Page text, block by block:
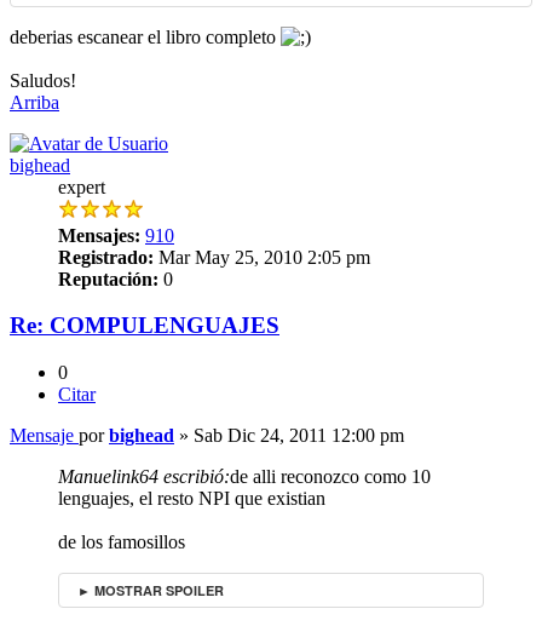
deberias escanear el libro completo
Saludos!
Arriba
bighead
expert
Mensajes: 910
Registrado: Mar May 25, 2010 2:05 pm
Reputación: 0
Re: COMPULENGUAJES
0
Citar
Mensaje porbighead » Sab Dic 24, 2011 12:00 pm
Manuelink64 escribió:de alli reconozco como 10
lenguajes, el resto NPI que existian
de los famosillos
► MOSTRAR SPOILER